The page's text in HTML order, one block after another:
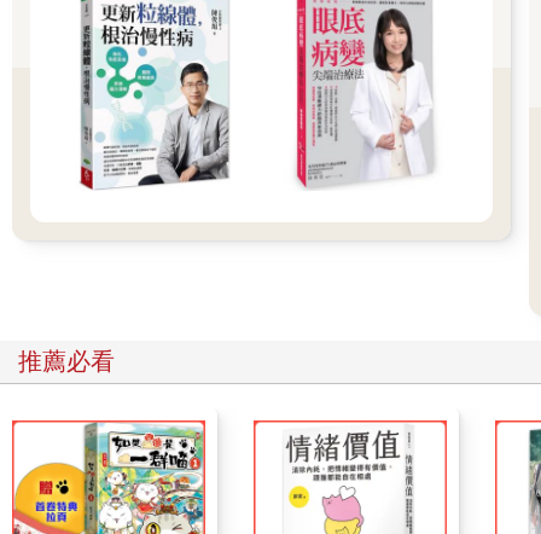
我必須說，有些病毒會與某些人相應，特別喜歡拿他們當殖民
地，因此容易染疫。而某些有特殊體質（如免疫系統強大）的
人，病毒比較不喜歡接近，即使不小心染疫，通常症狀也都十分
輕微，甚至毫無症狀；因為病毒一感應這個人不是理想宿主，此
地非久留之地，也會想要離開吧！這讓我立刻想起了《內經．素
問》中常為人引用的一個經典句：「正氣內存，邪不可干」。
一個人如果先天之氣充足，加上作息正常，飲食營養均衡，心情
侵，內邪也難以相應產生，就不會發生疾病。巧的是，這句話的
氣充足，邪氣不能干擾。疫病的病毒（毒氣）從他們的鼻孔（天
牝）進入後，即由腦而出，不會致病。
從中醫醫家及經典對疫病的一些記載可看出，傳染性高的疫病自
古有之，和新冠肺炎相比，症狀有相類之處，傳染途徑亦類似，
易從鼻孔而入造成感染。他們相信，正氣充足的人能靠著其強大
的免疫能力守護身體，免於被病毒侵犯，倖免於疫病之苦。
除了對老祖宗的智慧深感佩服外，在三十年的中醫臨床及研究、
推薦必看